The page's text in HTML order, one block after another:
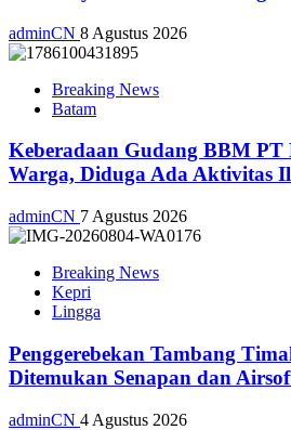
adminCN 8 Agustus 2026
Breaking News
Batam
Keberadaan Gudang BBM
Warga, Diduga Ada Aktivitas
adminCN 7 Agustus 2026
Breaking News
Kepri
Lingga
Penggerebekan Tambang
Ditemukan Senapan dan
adminCN 4 Agustus 2026